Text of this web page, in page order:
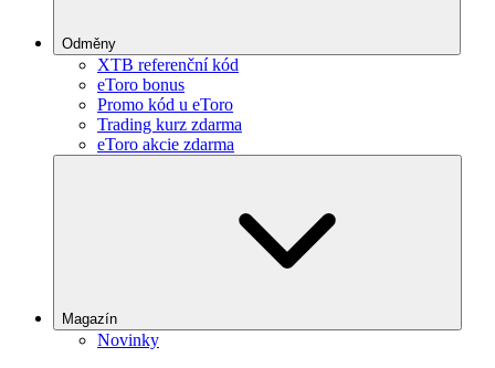
Odměny
XTB referenční kód
eToro bonus
Promo kód u eToro
Trading kurz zdarma
eToro akcie zdarma
Magazín
Novinky